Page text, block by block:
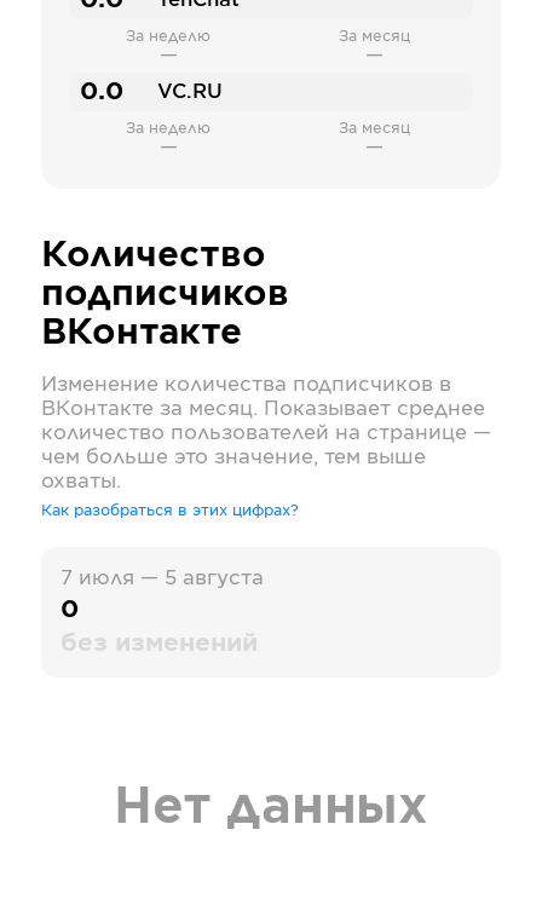
За неделю
—
За месяц
—
0.0 VC.RU
За неделю
—
За месяц
—
Количество
подписчиков
ВКонтакте
Изменение количества подписчиков в
ВКонтакте за месяц. Показывает среднее
количество пользователей на странице —
чем больше это значение, тем выше
охваты.
Как разобраться в этих цифрах?
7 июля — 5 августа
0
без изменений
Нет данных